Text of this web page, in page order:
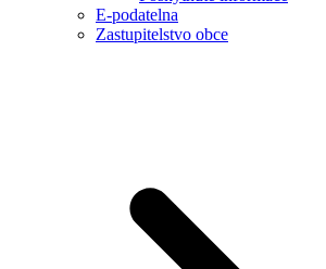
E-podatelna
Zastupitelstvo obce